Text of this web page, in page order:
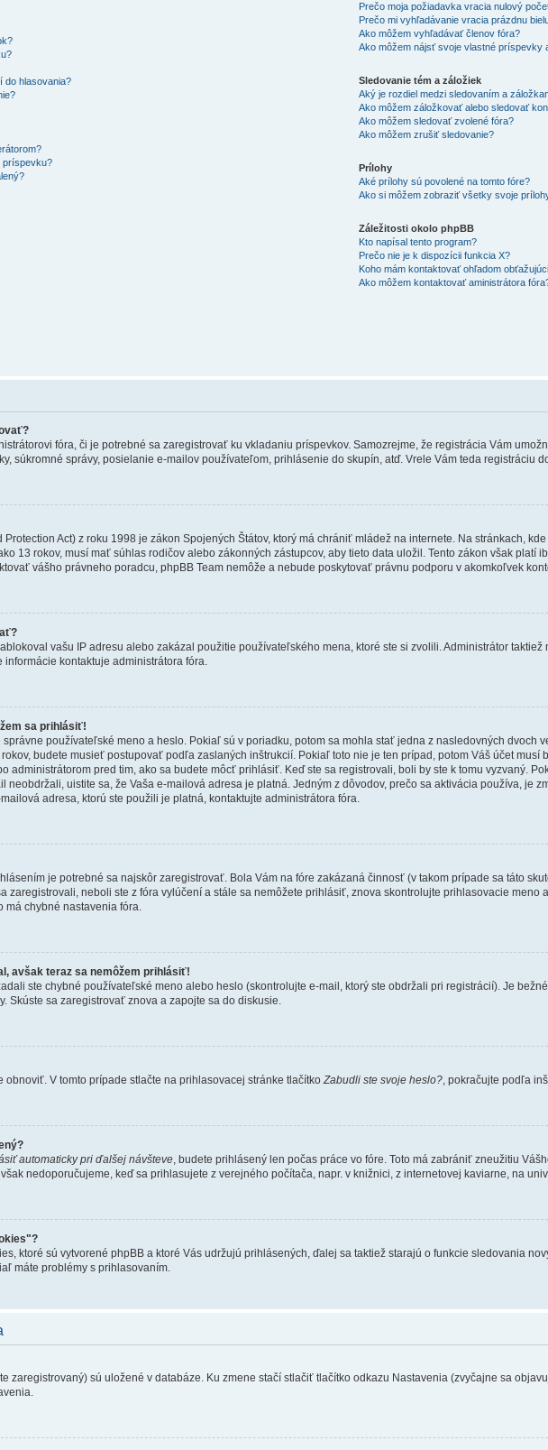
do hlasovania?
príspevku?
Prečo moja požiadavka vracia nulový
Prečo mi vyhľadávanie vracia prázdnu
Ako môžem vyhľadávať členov fóra?
Ako môžem nájsť svoje vlastné príspevky
Sledovanie tém a záložiek
Aký je rozdiel medzi sledovaním a
Ako môžem záložkovať alebo sledovať
Ako môžem sledovať zvolené fóra?
Ako môžem zrušiť sledovanie?
Prílohy
Aké prílohy sú povolené na tomto fóre?
Ako si môžem zobraziť všetky svoje
Záležitosti okolo phpBB
Kto napísal tento program?
Prečo nie je k dispozícii funkcia X?
Koho mám kontaktovať ohľadom
Ako môžem kontaktovať aministrátora
fóra, či je potrebné sa zaregistrovať ku vkladaniu príspevkov. Samozrejme, že registrácia Vám
súkromné správy, posielanie e-mailov používateľom, prihlásenie do skupín, atď. Vrele Vám teda registráciu
Protection Act) z roku 1998 je zákon Spojených Štátov, ktorý má chrániť mládež na internete. Na stránkach,
13 rokov, musí mať súhlas rodičov alebo zákonných zástupcov, aby tieto data uložil. Tento zákon však platí
vášho právneho poradcu, phpBB Team nemôže a nebude poskytovať právnu podporu v akomkoľvek
vašu IP adresu alebo zakázal použitie používateľského mena, ktoré ste si zvolili. Administrátor
kontaktuje administrátora fóra.
sa prihlásiť!
správne používateľské meno a heslo. Pokiaľ sú v poriadku, potom sa mohla stať jedna z nasledovných dvoch
budete musieť postupovať podľa zaslaných inštrukcií. Pokiaľ toto nie je ten prípad, potom Váš účet musí
administrátorom pred tim, ako sa budete môcť prihlásiť. Keď ste sa registrovali, boli by ste k tomu vyzvaný.
neobdržali, uistite sa, že Vaša e-mailová adresa je platná. Jedným z dôvodov, prečo sa aktivácia používa, je
adresa, ktorú ste použili je platná, kontaktujte administrátora fóra.
je potrebné sa najskôr zaregistrovať. Bola Vám na fóre zakázaná činnosť (v takom prípade sa táto
zaregistrovali, neboli ste z fóra vylúčení a stále sa nemôžete prihlásiť, znova skontrolujte prihlasovacie
má chybné nastavenia fóra.
avšak teraz sa nemôžem prihlásiť!
ste chybné používateľské meno alebo heslo (skontrolujte e-mail, ktorý ste obdržali pri registrácií). Je
Skúste sa zaregistrovať znova a zapojte sa do diskusie.
obnoviť. V tomto prípade stlačte na prihlasovacej stránke tlačítkoZabudli ste svoje heslo?, pokračujte podľa
automaticky pri ďalšej návšteve, budete prihlásený len počas práce vo fóre. Toto má zabrániť zneužitiu
nedoporučujeme, keď sa prihlasujete z verejného počítača, napr. v knižnici, z internetovej kaviarne, na
ktoré sú vytvorené phpBB a ktoré Vás udržujú prihlásených, ďalej sa taktiež starajú o funkcie sledovania
máte problémy s prihlasovaním.
zaregistrovaný) sú uložené v databáze. Ku zmene stačí stlačiť tlačítko odkazu Nastavenia (zvyčajne sa